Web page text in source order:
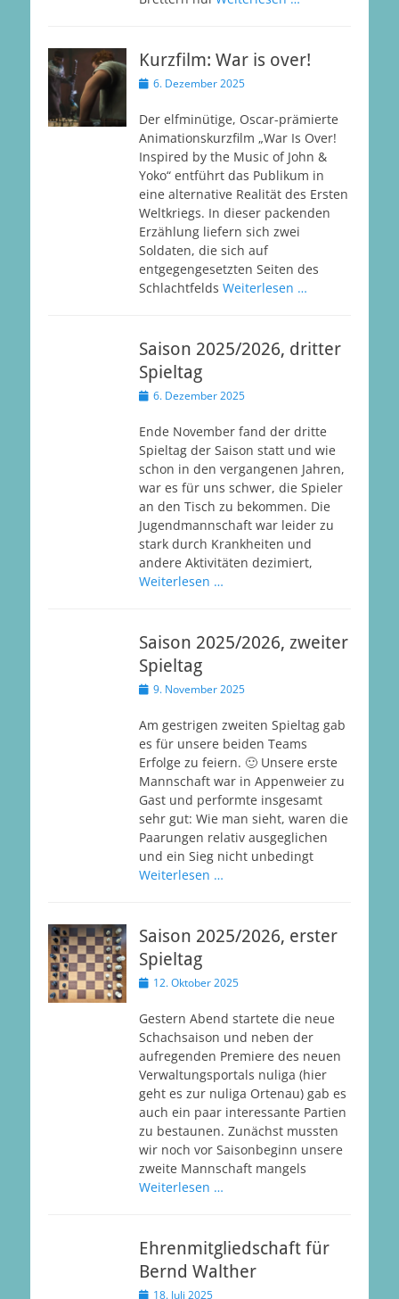
Kurzfilm: War is over!
Veröffentlicht
6. Dezember 2025
Der elfminütige, Oscar-prämierte
Animationskurzfilm „War Is Over!
Inspired by the Music of John &
Yoko“ entführt das Publikum in
eine alternative Realität des Ersten
Weltkriegs. In dieser packenden
Erzählung liefern sich zwei
Soldaten, die sich auf
entgegengesetzten Seiten des
Schlachtfelds Weiterlesen …
Saison 2025/2026, dritter
Spieltag
Veröffentlicht
6. Dezember 2025
Ende November fand der dritte
Spieltag der Saison statt und wie
schon in den vergangenen Jahren,
war es für uns schwer, die Spieler
an den Tisch zu bekommen. Die
Jugendmannschaft war leider zu
stark durch Krankheiten und
andere Aktivitäten dezimiert,
Weiterlesen …
Saison 2025/2026, zweiter
Spieltag
Veröffentlicht
9. November 2025
Am gestrigen zweiten Spieltag gab
es für unsere beiden Teams
Erfolge zu feiern. 🙂 Unsere erste
Mannschaft war in Appenweier zu
Gast und performte insgesamt
sehr gut: Wie man sieht, waren die
Paarungen relativ ausgeglichen
und ein Sieg nicht unbedingt
Weiterlesen …
Saison 2025/2026, erster
Spieltag
Veröffentlicht
12. Oktober 2025
Gestern Abend startete die neue
Schachsaison und neben der
aufregenden Premiere des neuen
Verwaltungsportals nuliga (hier
geht es zur nuliga Ortenau) gab es
auch ein paar interessante Partien
zu bestaunen. Zunächst mussten
wir noch vor Saisonbeginn unsere
zweite Mannschaft mangels
Weiterlesen …
Ehrenmitgliedschaft für
Bernd Walther
Veröffentlicht
18. Juli 2025